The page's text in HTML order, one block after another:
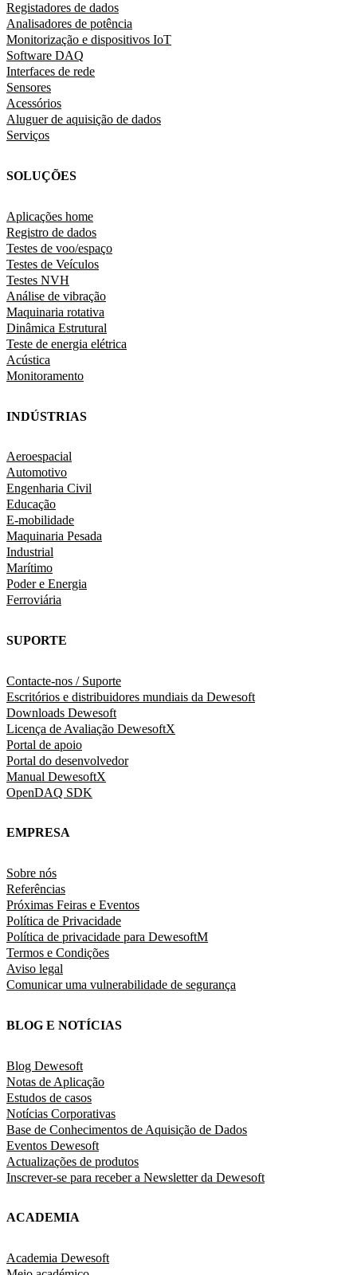
Registadores de dados
Analisadores de potência
Monitorização e dispositivos IoT
Software DAQ
Interfaces de rede
Sensores
Acessórios
Aluguer de aquisição de dados
Serviços
SOLUÇÕES
Aplicações home
Registro de dados
Testes de voo/espaço
Testes de Veículos
Testes NVH
Análise de vibração
Maquinaria rotativa
Dinâmica Estrutural
Teste de energia elétrica
Acústica
Monitoramento
INDÚSTRIAS
Aeroespacial
Automotivo
Engenharia Civil
Educação
E-mobilidade
Maquinaria Pesada
Industrial
Marítimo
Poder e Energia
Ferroviária
SUPORTE
Contacte-nos / Suporte
Escritórios e distribuidores mundiais da Dewesoft
Downloads Dewesoft
Licença de Avaliação DewesoftX
Portal de apoio
Portal do desenvolvedor
Manual DewesoftX
OpenDAQ SDK
EMPRESA
Sobre nós
Referências
Próximas Feiras e Eventos
Política de Privacidade
Política de privacidade para DewesoftM
Termos e Condições
Aviso legal
Comunicar uma vulnerabilidade de segurança
BLOG E NOTÍCIAS
Blog Dewesoft
Notas de Aplicação
Estudos de casos
Notícias Corporativas
Base de Conhecimentos de Aquisição de Dados
Eventos Dewesoft
Actualizações de produtos
Inscrever-se para receber a Newsletter da Dewesoft
ACADEMIA
Academia Dewesoft